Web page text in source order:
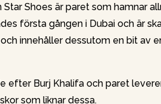
Star Shoes är paret som hamnar
första gången i Dubai och är
innehåller dessutom en bit av
efter Burj Khalifa och paret
som liknar dessa.